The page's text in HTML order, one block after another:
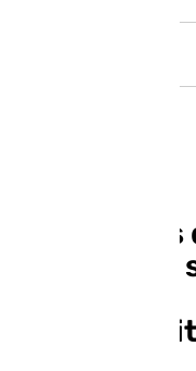
de Médicos
que
para